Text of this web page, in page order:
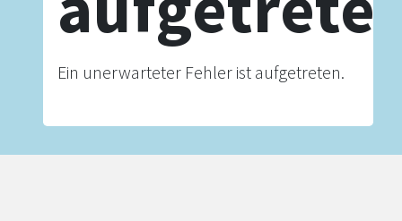
Ein unerwarteter Fehler ist aufgetreten.